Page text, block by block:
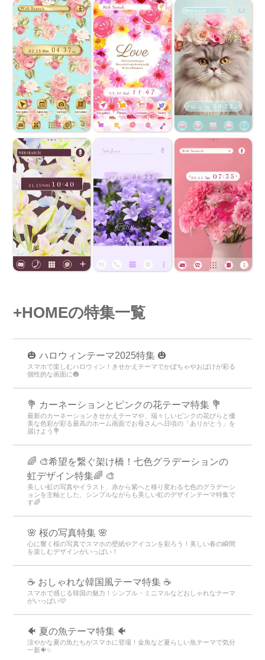
+HOMEの特集一覧
🎃 ハロウィンテーマ2025特集 🎃
スマホで楽しむハロウィン！きせかえテーマでかぼちゃやおばけが彩る
個性的な画面に🎃
💐 カーネーションとピンクの花テーマ特集 💐
最新のカーネーションきせかえテーマや、瑞々しいピンクの花びらと優
美な色彩が彩る最高のホーム画面でお母さんへ日頃の「ありがとう」を
届けよう💐
🌈 🎨希望を繋ぐ架け橋！七色グラデーションの
虹デザイン特集🌈 🎨
美しい虹の写真やイラスト、赤から紫へと移り変わる七色のグラデーシ
ョンを主軸とした、シンプルながらも美しい虹のデザインテーマ特集で
す🌈
🌸 桜の写真特集 🌸
心に響く桜の写真でスマホの壁紙やアイコンを彩ろう！美しい春の瞬間
を楽しむデザインがいっぱい！
☕ おしゃれな韓国風テーマ特集 ☕
スマホで感じる韓国の魅力！シンプル・ミニマルなどおしゃれなテーマ
がいっぱい🩷
🐠 夏の魚テーマ特集 🐠
涼やかな夏の魚たちがスマホに登場！金魚など夏らしい魚テーマで気分
一新🐠✨